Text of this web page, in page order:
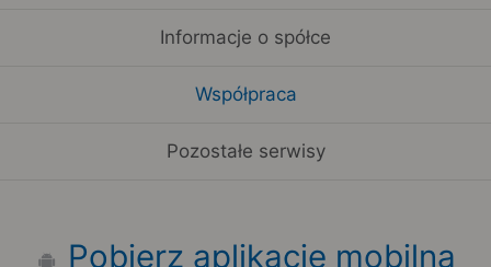
Informacje o spółce
Współpraca
Pozostałe serwisy
Pobierz aplikację mobilną